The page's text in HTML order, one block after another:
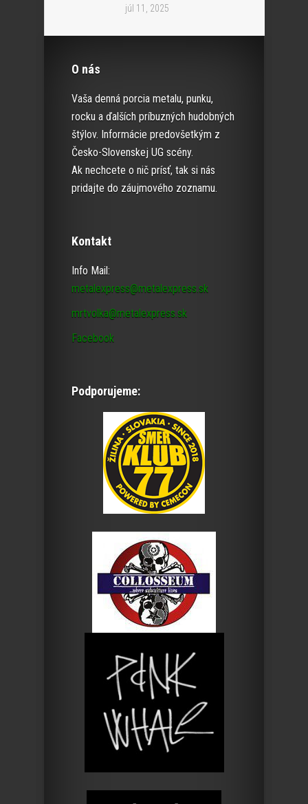
júl 11, 2025
O nás
Vaša denná porcia metalu, punku,
rocku a ďalších príbuzných hudobných
štýlov. Informácie predovšetkým z
Česko-Slovenskej UG scény.
Ak nechcete o nič prísť, tak si nás
pridajte do záujmového zoznamu.
Kontakt
Info Mail:
metalexpress@metalexpress.sk
mrtvolka@metalexpress.sk
Facebook
Podporujeme: